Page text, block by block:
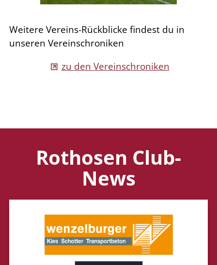
Weitere Vereins-Rückblicke findest du in
unseren Vereinschroniken
zu den Vereinschroniken
Rothosen Club-
News